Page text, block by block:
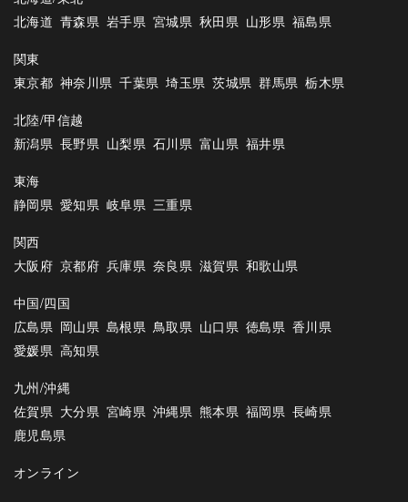
北海道 青森県 岩手県 宮城県 秋田県 山形県 福島県
関東
東京都 神奈川県 千葉県 埼玉県 茨城県 群馬県 栃木県
北陸/甲信越
新潟県 長野県 山梨県 石川県 富山県 福井県
東海
静岡県 愛知県 岐阜県 三重県
関西
大阪府 京都府 兵庫県 奈良県 滋賀県 和歌山県
中国/四国
広島県 岡山県 島根県 鳥取県 山口県 徳島県 香川県
愛媛県 高知県
九州/沖縄
佐賀県 大分県 宮崎県 沖縄県 熊本県 福岡県 長崎県
鹿児島県
オンライン